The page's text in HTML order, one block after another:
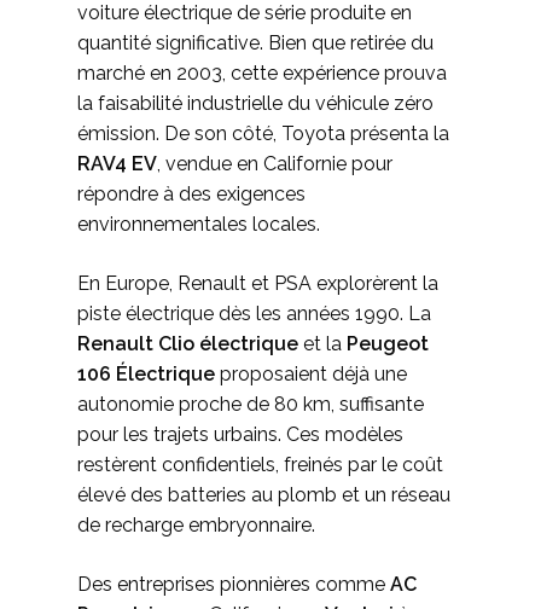
voiture électrique de série produite en
quantité significative. Bien que retirée du
marché en 2003, cette expérience prouva
la faisabilité industrielle du véhicule zéro
émission. De son côté, Toyota présenta la
RAV4 EV, vendue en Californie pour
répondre à des exigences
environnementales locales.
En Europe, Renault et PSA explorèrent la
piste électrique dès les années 1990. La
Renault Clio électrique et la Peugeot
106 Électrique proposaient déjà une
autonomie proche de 80 km, suffisante
pour les trajets urbains. Ces modèles
restèrent confidentiels, freinés par le coût
élevé des batteries au plomb et un réseau
de recharge embryonnaire.
Des entreprises pionnières comme AC